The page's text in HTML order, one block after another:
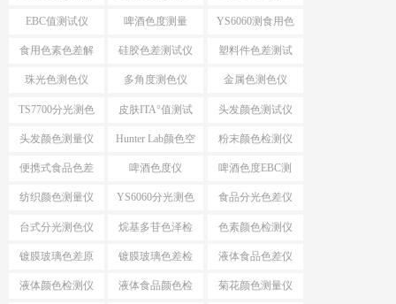
仪
EBC值测试仪 啤酒色度测量 YS6060测食用色
素颜色
食用色素色差解
决方案
硅胶色差测试仪 塑料件色差测试
仪
珠光色测色仪 多角度测色仪 金属色测色仪
TS7700分光测色
测ITA°值
皮肤ITA°值测试
仪
头发颜色测试仪
头发颜色测量仪 Hunter Lab颜色空
间
粉末颜色检测仪
便携式食品色差
仪
啤酒色度仪 啤酒色度EBC测
量仪
纺织颜色测量仪 YS6060分光测色
仪
食品分光色差仪
台式分光测色仪
应用
烷基多苷色泽检
测仪
色素颜色检测仪
镀膜玻璃色差原
因分析
镀膜玻璃色差检
测设备
液体食品色差仪
液体颜色检测仪 液体食品颜色检 菊花颜色测量仪